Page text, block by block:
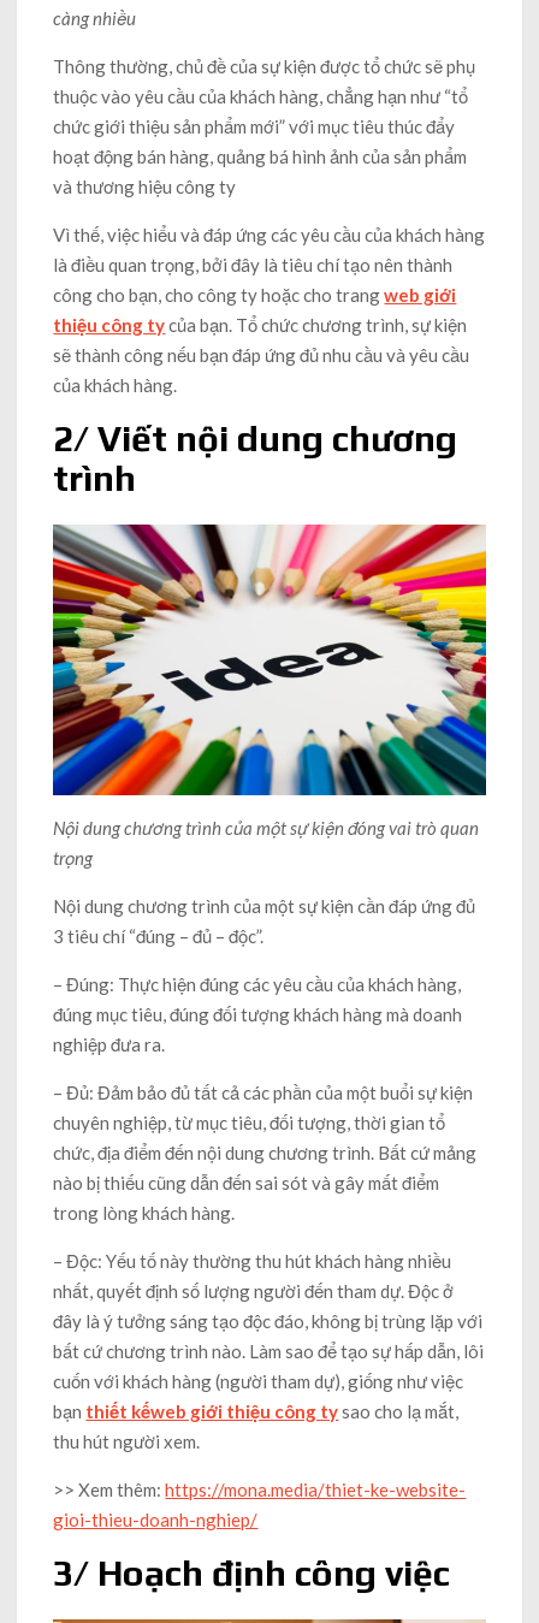
càng nhiều
Thông thường, chủ đề của sự kiện được tổ chức sẽ phụ
thuộc vào yêu cầu của khách hàng, chẳng hạn như “tổ
chức giới thiệu sản phẩm mới” với mục tiêu thúc đẩy
hoạt động bán hàng, quảng bá hình ảnh của sản phẩm
và thương hiệu công ty
Vì thế, việc hiểu và đáp ứng các yêu cầu của khách hàng
là điều quan trọng, bởi đây là tiêu chí tạo nên thành
công cho bạn, cho công ty hoặc cho trangweb giới
thiệu công tycủa bạn. Tổ chức chương trình, sự kiện
sẽ thành công nếu bạn đáp ứng đủ nhu cầu và yêu cầu
của khách hàng.
2/ Viết nội dung chương
trình
Nội dung chương trình của một sự kiện đóng vai trò quan
trọng
Nội dung chương trình của một sự kiện cần đáp ứng đủ
3 tiêu chí “đúng – đủ – độc”.
– Đúng: Thực hiện đúng các yêu cầu của khách hàng,
đúng mục tiêu, đúng đối tượng khách hàng mà doanh
nghiệp đưa ra.
– Đủ: Đảm bảo đủ tất cả các phần của một buổi sự kiện
chuyên nghiệp, từ mục tiêu, đối tượng, thời gian tổ
chức, địa điểm đến nội dung chương trình. Bất cứ mảng
nào bị thiếu cũng dẫn đến sai sót và gây mất điểm
trong lòng khách hàng.
– Độc: Yếu tố này thường thu hút khách hàng nhiều
nhất, quyết định số lượng người đến tham dự. Độc ở
đây là ý tưởng sáng tạo độc đáo, không bị trùng lặp với
bất cứ chương trình nào. Làm sao để tạo sự hấp dẫn, lôi
cuốn với khách hàng (người tham dự), giống như việc
bạn thiết kếweb giới thiệu công tysao cho lạ mắt,
thu hút người xem.
>> Xem thêm: https://mona.media/thiet-ke-website-
gioi-thieu-doanh-nghiep/
3/ Hoạch định công việc